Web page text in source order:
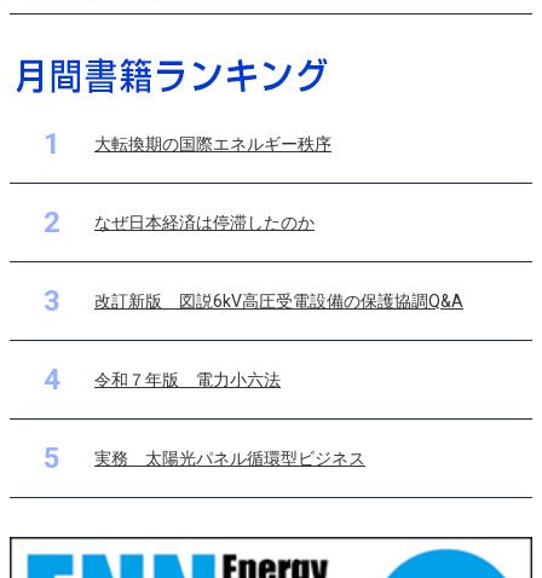
1 大転換期の国際エネルギー秩序
2 なぜ日本経済は停滞したのか
3 改訂新版 図説6kV高圧受電設備の保護協調Q&A
4 令和７年版 電力小六法
5 実務 太陽光パネル循環型ビジネス